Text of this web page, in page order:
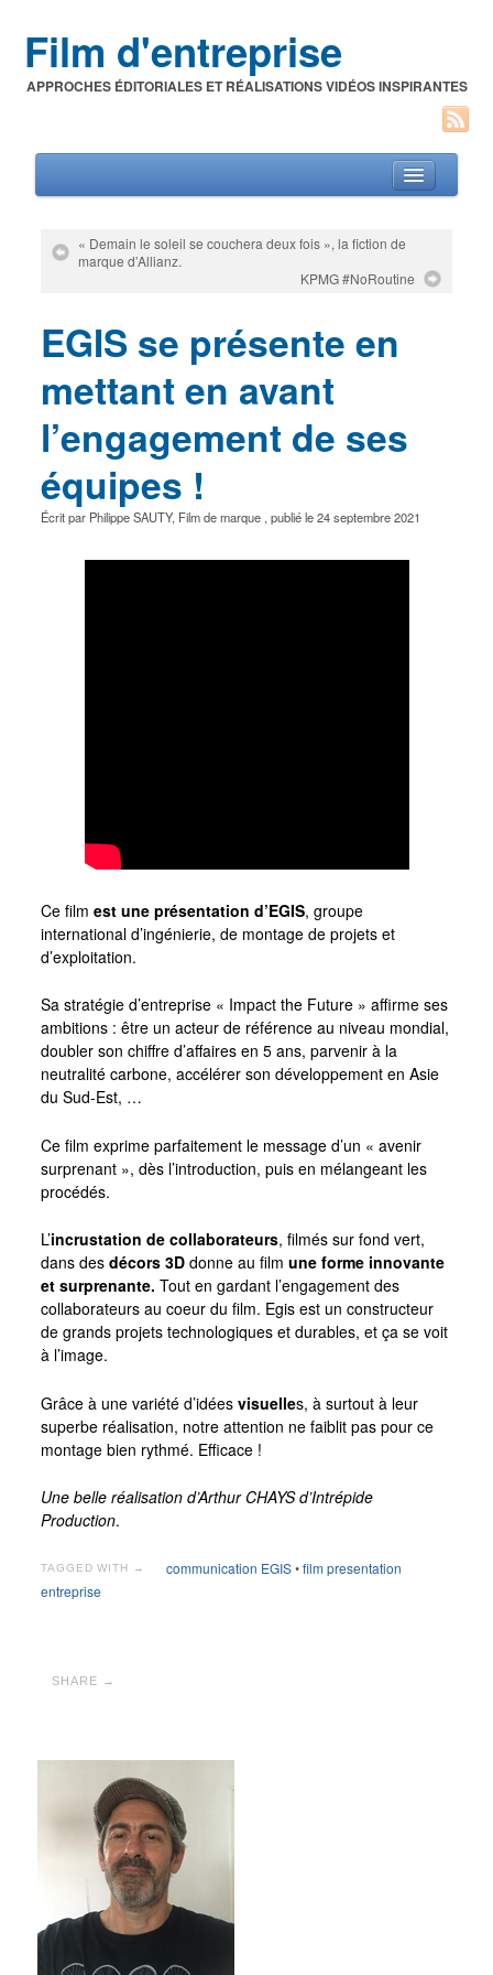
Film d'entreprise
APPROCHES ÉDITORIALES ET RÉALISATIONS VIDÉOS INSPIRANTES
Festivals du film corporate
« Demain le soleil se couchera deux fois », la fiction de
marque d’Allianz.
KPMG #NoRoutine
EGIS se présente en
mettant en avant
l’engagement de ses
équipes !
Écrit par Philippe SAUTY, Film de marque, publié le24 septembre 2021
Ce film est une présentation d’EGIS, groupe
international d’ingénierie, de montage de projets et
d’exploitation.
Sa stratégie d’entreprise « Impact the Future » affirme ses
ambitions : être un acteur de référence au niveau mondial,
doubler son chiffre d’affaires en 5 ans, parvenir à la
neutralité carbone, accélérer son développement en Asie
du Sud-Est, …
Ce film exprime parfaitement le message d’un « avenir
surprenant », dès l’introduction, puis en mélangeant les
procédés.
L’incrustation de collaborateurs, filmés sur fond vert,
dans des décors 3Ddonne au film une forme innovante
et surprenante. Tout en gardant l’engagement des
collaborateurs au coeur du film. Egis est un constructeur
de grands projets technologiques et durables, et ça se voit
à l’image.
Grâce à une variété d’idéesvisuelles, à surtout à leur
superbe réalisation, notre attention ne faiblit pas pour ce
montage bien rythmé. Efficace !
Une belle réalisation d’Arthur CHAYS d’Intrépide
Production.
TAGGED WITH → communication EGIS•film presentation
entreprise
SHARE →